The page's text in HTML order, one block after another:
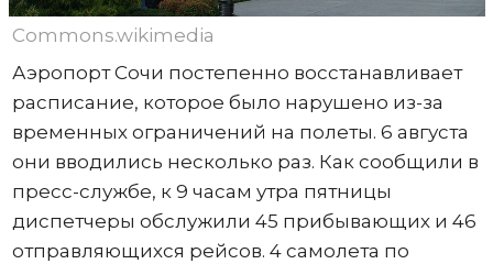
Commons.wikimedia
Аэропорт Сочи постепенно восстанавливает
расписание, которое было нарушено из-за
временных ограничений на полеты. 6 августа
они вводились несколько раз. Как сообщили в
пресс-службе, к 9 часам утра пятницы
диспетчеры обслужили 45 прибывающих и 46
отправляющихся рейсов. 4 самолета по